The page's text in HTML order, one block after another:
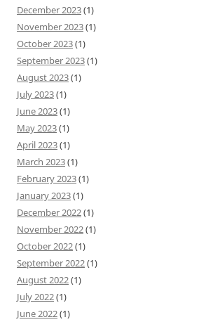
December 2023(1)
November 2023(1)
October 2023(1)
September 2023(1)
August 2023(1)
July 2023(1)
June 2023(1)
May 2023(1)
April 2023(1)
March 2023(1)
February 2023(1)
January 2023(1)
December 2022(1)
November 2022(1)
October 2022(1)
September 2022(1)
August 2022(1)
July 2022(1)
June 2022(1)